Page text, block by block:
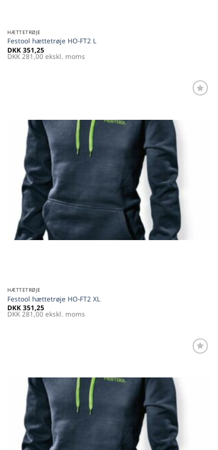
HÆTTETRØJE
Festool hættetrøje HO-FT2 L
DKK 351,25
DKK 281,00 ekskl. moms
HÆTTETRØJE
Festool hættetrøje HO-FT2 XL
DKK 351,25
DKK 281,00 ekskl. moms